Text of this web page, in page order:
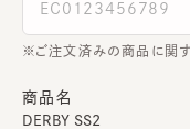
ご注文済みの商品に関
商品名
DERBY SS2